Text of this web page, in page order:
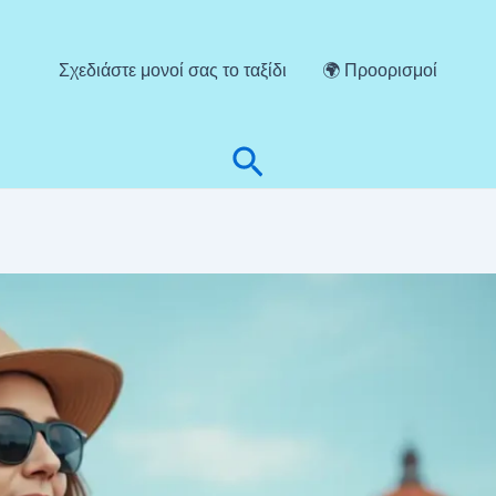
Σχεδιάστε μονοί σας το ταξίδι 🌍 Προορισμοί
Αναζήτηση